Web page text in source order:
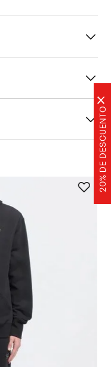
20% DE DESCUENTO
×
2